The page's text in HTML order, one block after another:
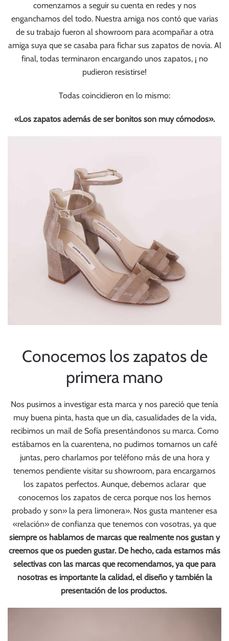
comenzamos a seguir su cuenta en redes y nos
enganchamos del todo. Nuestra amiga nos contó que varias
de su trabajo fueron al showroom para acompañar a otra
amiga suya que se casaba para fichar sus zapatos de novia. Al
final, todas terminaron encargando unos zapatos, ¡ no
pudieron resistirse!
Todas coincidieron en lo mismo:
«Los zapatos además de ser bonitos son muy cómodos».
Conocemos los zapatos de
primera mano
Nos pusimos a investigar esta marca y nos pareció que tenía
muy buena pinta, hasta que un día, casualidades de la vida,
recibimos un mail de Sofía presentándonos su marca. Como
estábamos en la cuarentena, no pudimos tomarnos un café
juntas, pero charlamos por teléfono más de una hora y
tenemos pendiente visitar su showroom, para encargarnos
los zapatos perfectos. Aunque, debemos aclarar que
conocemos los zapatos de cerca porque nos los hemos
probado y son» la pera limonera». Nos gusta mantener esa
«relación» de confianza que tenemos con vosotras, ya que
siempre os hablamos de marcas que realmente nos gustan y
creemos que os pueden gustar. De hecho, cada estamos más
selectivas con las marcas que recomendamos, ya que para
nosotras es importante la calidad, el diseño y también la
presentación de los productos.